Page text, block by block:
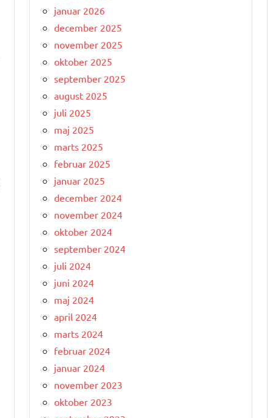
januar 2026
december 2025
november 2025
oktober 2025
september 2025
august 2025
juli 2025
maj 2025
marts 2025
februar 2025
januar 2025
december 2024
november 2024
oktober 2024
september 2024
juli 2024
juni 2024
maj 2024
april 2024
marts 2024
februar 2024
januar 2024
november 2023
oktober 2023